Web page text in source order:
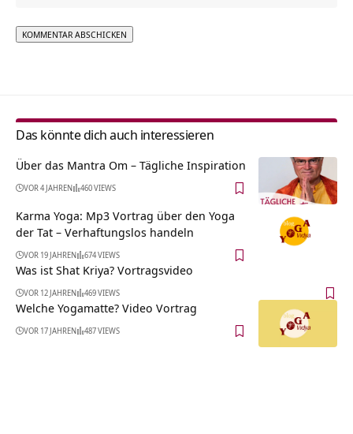
Das könnte dich auch interessieren
Über das Mantra Om – Tägliche Inspiration
VOR 4 JAHREN 460 VIEWS
Karma Yoga: Mp3 Vortrag über den Yoga
der Tat – Verhaftungslos handeln
VOR 19 JAHREN 674 VIEWS
Was ist Shat Kriya? Vortragsvideo
VOR 12 JAHREN 469 VIEWS
Welche Yogamatte? Video Vortrag
VOR 17 JAHREN 487 VIEWS